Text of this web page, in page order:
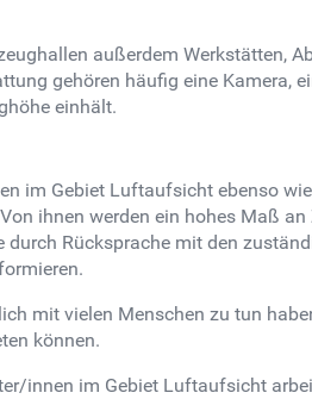
außerdem Werkstätten,
gehören häufig eine Kamera,
einhält.
im Gebiet Luftaufsicht ebenso
ihnen werden ein hohes Maß
Rücksprache mit den
mit vielen Menschen zu tun
können.
innen im Gebiet Luftaufsicht